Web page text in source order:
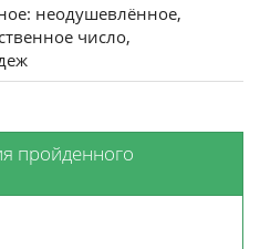
неодушевлённое,
число,
пройденного